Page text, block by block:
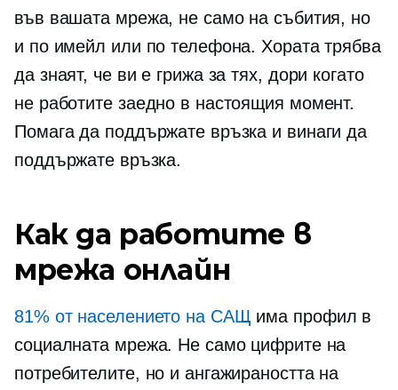
във вашата мрежа, не само на събития, но
и по имейл или по телефона. Хората трябва
да знаят, че ви е грижа за тях, дори когато
не работите заедно в настоящия момент.
Помага да поддържате връзка и винаги да
поддържате връзка.
Как да работите в
мрежа онлайн
81% от населението на САЩ има профил в
социалната мрежа. Не само цифрите на
потребителите, но и ангажираността на